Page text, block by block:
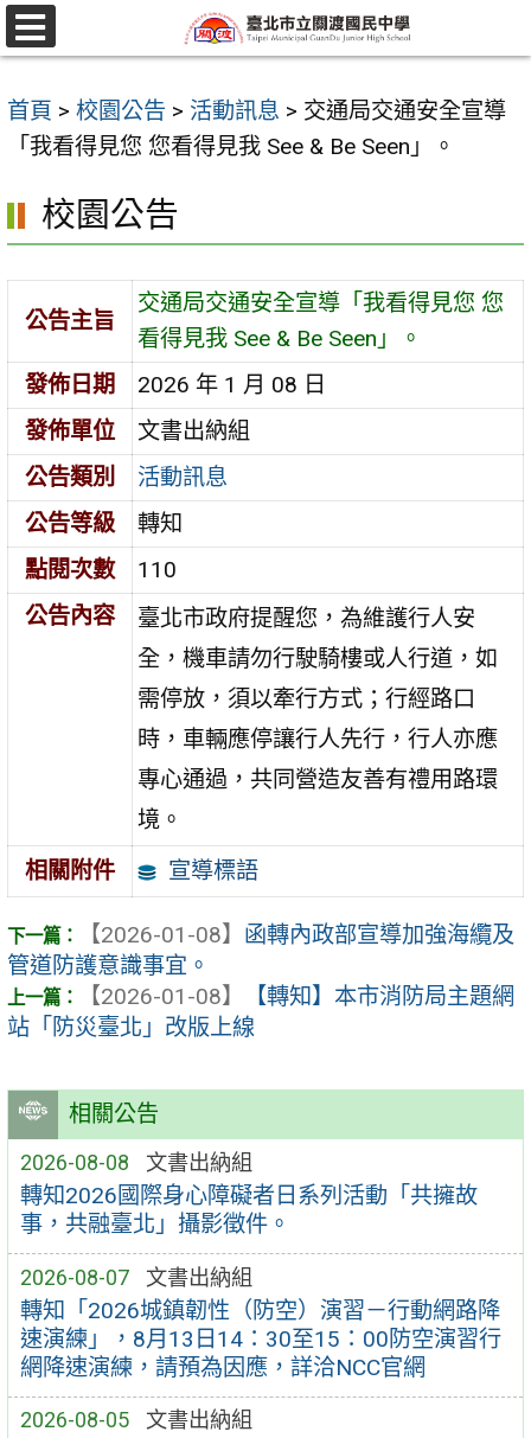
跳
至
要
區
選
單
首頁 > 校園公告 > 活動訊息 > 交通局交通安全宣導
「我看得見您 您看得見我 See & Be Seen」。
相關公告
2026-08-08 文書出納組
轉知2026國際身心障礙者日系列活動「共擁故
事，共融臺北」攝影徵件。
2026-08-07 文書出納組
轉知「2026城鎮韌性（防空）演習－行動網路降
速演練」，8月13日14：30至15：00防空演習行
網降速演練，請預為因應，詳洽NCC官網
2026-08-05 文書出納組
校園公告
公告主旨
交通局交通安全宣導「我看得見您 您
看得見我 See & Be Seen」。
發佈日期
2026 年 1 月 08 日
發佈單位
文書出納組
公告類別
活動訊息
公告等級
轉知
點閱次數
110
公告內容
臺北市政府提醒您，為維護行人安
全，機車請勿行駛騎樓或人行道，如
需停放，須以牽行方式；行經路口
時，車輛應停讓行人先行，行人亦應
專心通過，共同營造友善有禮用路環
境。
相關附件
宣導標語
【2026-01-08】 函轉內政部宣導加強海纜及
管道防護意識事宜。
【2026-01-08】
【轉知】本市消防局主題網
站「防災臺北」改版上線